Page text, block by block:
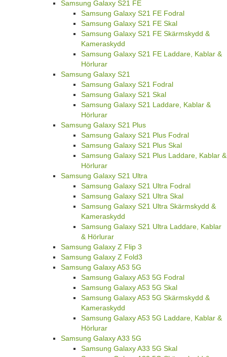
Samsung Galaxy S21 FE
Samsung Galaxy S21 FE Fodral
Samsung Galaxy S21 FE Skal
Samsung Galaxy S21 FE Skärmskydd &
Kameraskydd
Samsung Galaxy S21 FE Laddare, Kablar &
Hörlurar
Samsung Galaxy S21
Samsung Galaxy S21 Fodral
Samsung Galaxy S21 Skal
Samsung Galaxy S21 Laddare, Kablar &
Hörlurar
Samsung Galaxy S21 Plus
Samsung Galaxy S21 Plus Fodral
Samsung Galaxy S21 Plus Skal
Samsung Galaxy S21 Plus Laddare, Kablar &
Hörlurar
Samsung Galaxy S21 Ultra
Samsung Galaxy S21 Ultra Fodral
Samsung Galaxy S21 Ultra Skal
Samsung Galaxy S21 Ultra Skärmskydd &
Kameraskydd
Samsung Galaxy S21 Ultra Laddare, Kablar
& Hörlurar
Samsung Galaxy Z Flip 3
Samsung Galaxy Z Fold3
Samsung Galaxy A53 5G
Samsung Galaxy A53 5G Fodral
Samsung Galaxy A53 5G Skal
Samsung Galaxy A53 5G Skärmskydd &
Kameraskydd
Samsung Galaxy A53 5G Laddare, Kablar &
Hörlurar
Samsung Galaxy A33 5G
Samsung Galaxy A33 5G Skal